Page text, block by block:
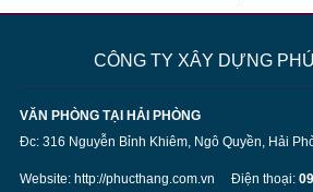
CÔNG TY XÂY DỰNG
VĂN PHÒNG TẠI HẢI PHÒNG
Đc: 316 Nguyễn Bỉnh Khiêm, Ngô Quyền, Hải
Website: http://phucthang.com.vn Điện thoại: